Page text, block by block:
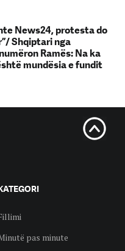
News24, protesta do
Shqiptari nga
Ramës: Na ka
mundësia e fundit
pas minute